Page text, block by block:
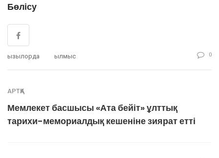
Бөлісу
Қызылорда Қылмыс 0
АРТҚА
Мемлекет басшысы «Ата бейіт» ұлттық
тарихи-мемориалдық кешеніне зиярат етті